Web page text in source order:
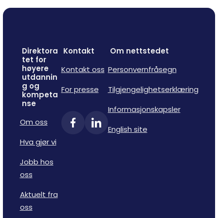
Direktora
tet for
høyere
utdannin
g og
kompeta
nse
Om oss
Hva gjør vi
Jobb hos
oss
Aktuelt fra
oss
Kontakt
Kontakt oss
For presse
Om nettstedet
Personvernfråsegn
Tilgjengelighetserklæring
Informasjonskapsler
English site